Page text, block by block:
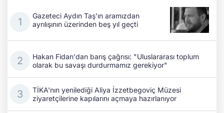
Gazeteci Aydın Taş'ın aramızdan
ayrılışının üzerinden beş yıl geçti
Hakan Fidan'dan barış çağrısı: "Uluslararası toplum
olarak bu savaşı durdurmamız gerekiyor"
TİKA'nın yenilediği Aliya İzzetbegoviç Müzesi
ziyaretçilerine kapılarını açmaya hazırlanıyor